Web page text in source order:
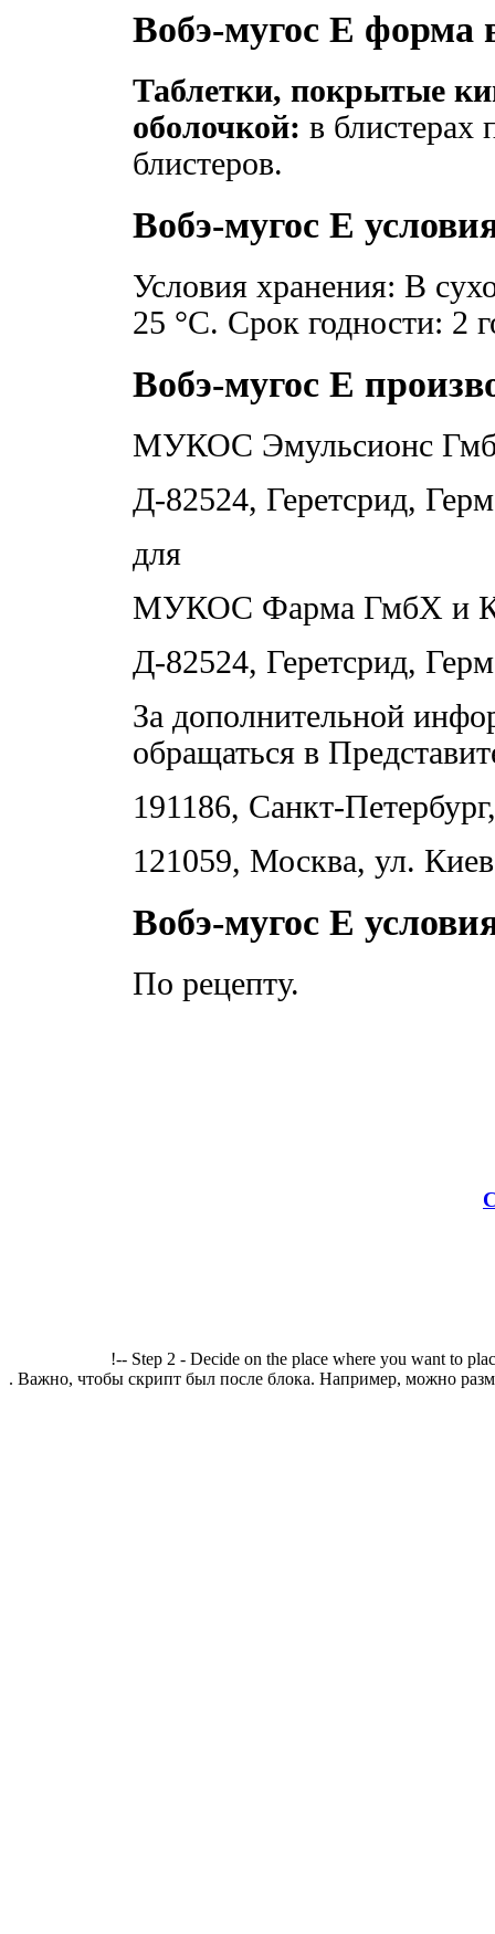
Вобэ-мугос Е форма
Таблетки, покрытые
оболочкой: в блистерах
блистеров.
Вобэ-мугос Е
Условия хранения: В
25 °C. Срок годности: 2
Вобэ-мугос Е
МУКОС Эмульсионс
Д-82524, Геретсрид,
для
МУКОС Фарма ГмбХ и
Д-82524, Геретсрид,
За дополнительной
обращаться в
191186, Санкт-
121059, Москва, ул.
Вобэ-мугос Е
По рецепту.
!-- Step 2 - Decide on the place where you want to
. Важно, чтобы скрипт был после блока. Например, можно